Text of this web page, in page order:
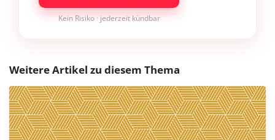
Kein Risiko · jederzeit kündbar
Weitere Artikel zu diesem Thema